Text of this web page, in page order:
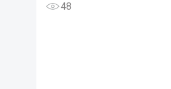
48